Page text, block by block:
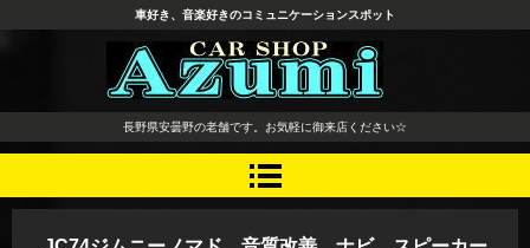
長野県 安曇野市 タイヤ ホ
イール デッドニング カーオ
ーディオ レカロシート
車好き、音楽好きのコミュニケーションスポット
長野県安曇野の老舗です。お気軽に御来店ください☆